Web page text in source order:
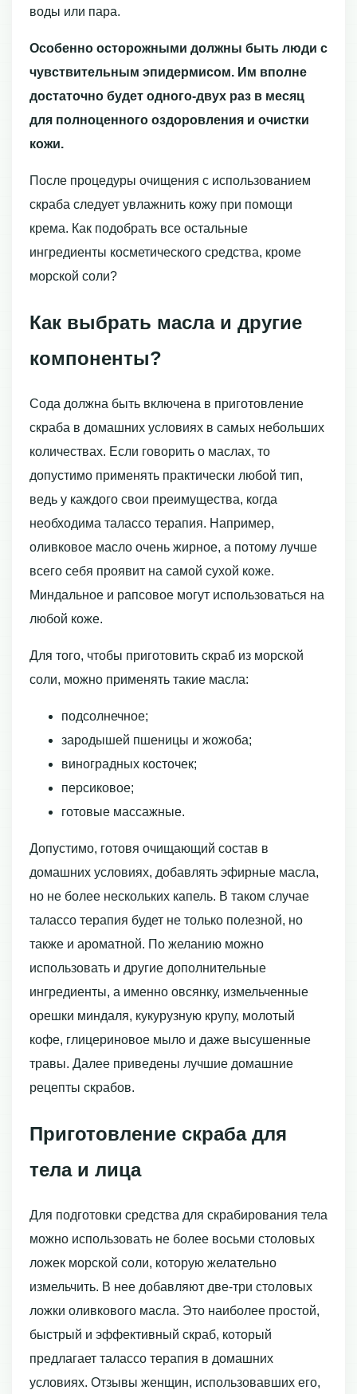
воды или пара.
Особенно осторожными должны быть люди с
чувствительным эпидермисом. Им вполне
достаточно будет одного-двух раз в месяц
для полноценного оздоровления и очистки
кожи.
После процедуры очищения с использованием
скраба следует увлажнить кожу при помощи
крема. Как подобрать все остальные
ингредиенты косметического средства, кроме
морской соли?
Как выбрать масла и другие
компоненты?
Сода должна быть включена в приготовление
скраба в домашних условиях в самых небольших
количествах. Если говорить о маслах, то
допустимо применять практически любой тип,
ведь у каждого свои преимущества, когда
необходима талассо терапия. Например,
оливковое масло очень жирное, а потому лучше
всего себя проявит на самой сухой коже.
Миндальное и рапсовое могут использоваться на
любой коже.
Для того, чтобы приготовить скраб из морской
соли, можно применять такие масла:
подсолнечное;
зародышей пшеницы и жожоба;
виноградных косточек;
персиковое;
готовые массажные.
Допустимо, готовя очищающий состав в
домашних условиях, добавлять эфирные масла,
но не более нескольких капель. В таком случае
талассо терапия будет не только полезной, но
также и ароматной. По желанию можно
использовать и другие дополнительные
ингредиенты, а именно овсянку, измельченные
орешки миндаля, кукурузную крупу, молотый
кофе, глицериновое мыло и даже высушенные
травы. Далее приведены лучшие домашние
рецепты скрабов.
Приготовление скраба для
тела и лица
Для подготовки средства для скрабирования тела
можно использовать не более восьми столовых
ложек морской соли, которую желательно
измельчить. В нее добавляют две-три столовых
ложки оливкового масла. Это наиболее простой,
быстрый и эффективный скраб, который
предлагает талассо терапия в домашних
условиях. Отзывы женщин, использовавших его,